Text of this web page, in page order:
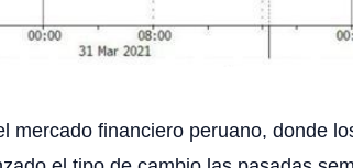
mercado financiero peruano, donde